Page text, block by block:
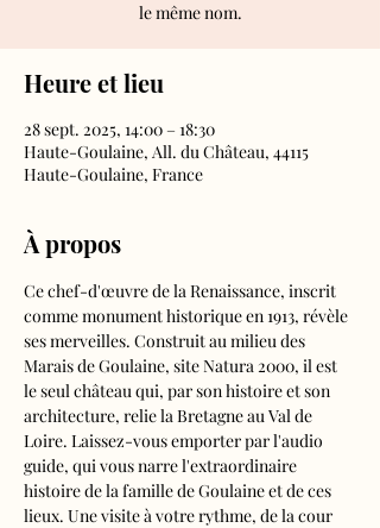
le même nom.
Heure et lieu
28 sept. 2025, 14:00 – 18:30
Haute-Goulaine, All. du Château, 44115
Haute-Goulaine, France
À propos
Ce chef-d'œuvre de la Renaissance, inscrit
comme monument historique en 1913, révèle
ses merveilles. Construit au milieu des
Marais de Goulaine, site Natura 2000, il est
le seul château qui, par son histoire et son
architecture, relie la Bretagne au Val de
Loire. Laissez-vous emporter par l'audio
guide, qui vous narre l'extraordinaire
histoire de la famille de Goulaine et de ces
lieux. Une visite à votre rythme, de la cour